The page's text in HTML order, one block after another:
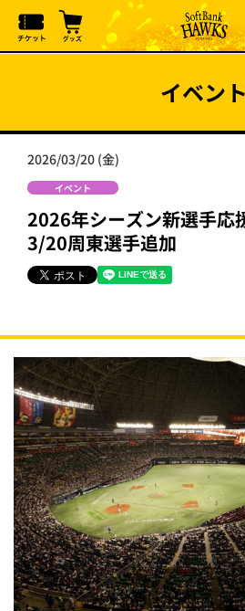
イベント
2026/03/20 (金)
イベント
2026年シーズン新選手応
3/20周東選手追加